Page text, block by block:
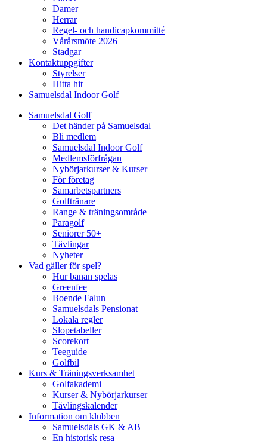
Damer
Herrar
Regel- och handicapkommitté
Vårårsmöte 2026
Stadgar
Kontaktuppgifter
Styrelser
Hitta hit
Samuelsdal Indoor Golf
Samuelsdal Golf
Det händer på Samuelsdal
Bli medlem
Samuelsdal Indoor Golf
Medlemsförfrågan
Nybörjarkurser & Kurser
För företag
Samarbetspartners
Golftränare
Range & träningsområde
Paragolf
Seniorer 50+
Tävlingar
Nyheter
Vad gäller för spel?
Hur banan spelas
Greenfee
Boende Falun
Samuelsdals Pensionat
Lokala regler
Slopetabeller
Scorekort
Teeguide
Golfbil
Kurs & Träningsverksamhet
Golfakademi
Kurser & Nybörjarkurser
Tävlingskalender
Information om klubben
Samuelsdals GK & AB
En historisk resa